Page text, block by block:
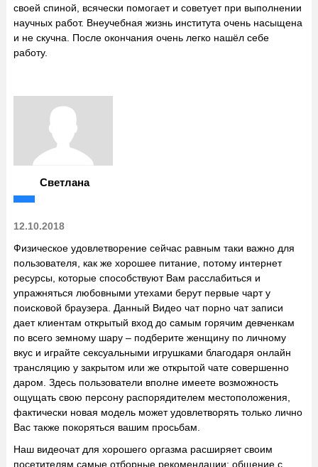
своей спиной, всячески помогает и советует при выполнении
научных работ. Внеучебная жизнь института очень насыщена
и не скучна. После окончания очень легко нашёл себе
работу.
Светлана
12.10.2018
Физическое удовлетворение сейчас равным таки важно для
пользователя, как же хорошее питание, потому интернет
ресурсы, которые способствуют Вам расслабиться и
упражняться любовными утехами берут первые чарт у
поисковой браузера. Данный Видео чат порно чат записи
дает клиентам открытый вход до самым горячим девченкам
по всего земному шару – подберите женщину по личному
вкус и играйте сексуальными игрушками благодаря онлайн
трансляцию у закрытом или же открытой чате совершенно
даром. Здесь пользователи вполне имеете возможность
ощущать свою персону распорядителем местоположения,
фактически новая модель может удовлетворять только лично
Вас также покоряться вашим просьбам.
Наш видеочат для хорошего оргазма расширяет своим
посетителям самые отборные рекомендации: общение с